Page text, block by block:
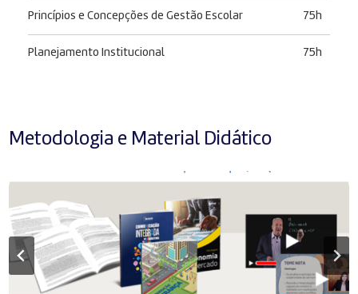
Princípios e Concepções de Gestão Escolar 75h
Planejamento Institucional 75h
Metodologia e Material Didático